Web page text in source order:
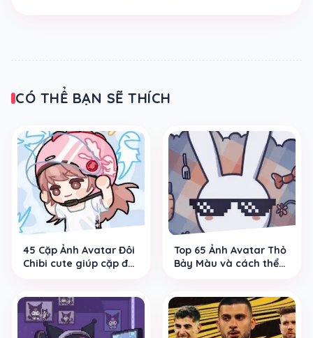
CÓ THỂ BẠN SẼ THÍCH
45 Cặp Ảnh Avatar Đôi
Chibi cute giúp cặp đôi
Top 65 Ảnh Avatar Thỏ
Bảy Màu và cách thể